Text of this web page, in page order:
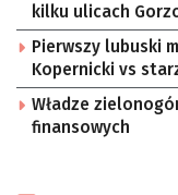
kilku ulicach
Pierwszy lubuski
Kopernicki vs
Władze
finansowych